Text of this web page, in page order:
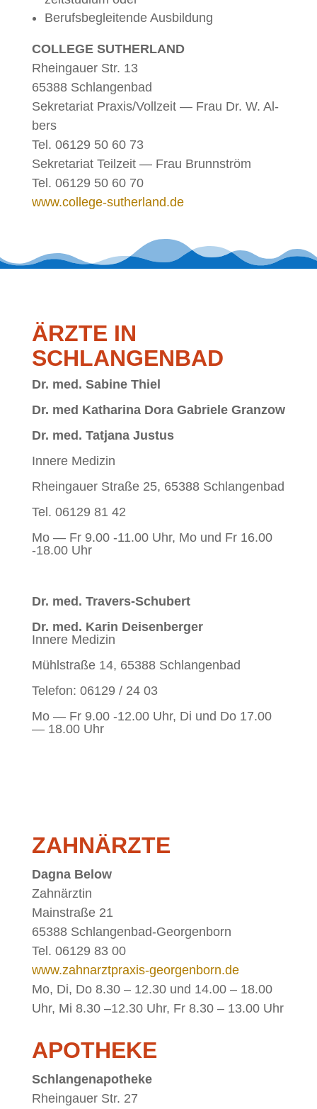
Be­rufs­be­glei­ten­de Ausbildung
COL­LEGE SU­T­HER­LAND
Rhein­gau­er Str. 13
65388 Schlan­gen­bad
Se­kre­ta­ri­at Praxis/Vollzeit — Frau Dr. W. Al­
bers
Tel. 06129 50 60 73
Se­kre­ta­ri­at Teil­zeit — Frau Brunn­ström
Tel. 06129 50 60 70
www.college-sutherland.de
ÄRZ­TE IN
SCHLANGENBAD
Dr. med. Sa­bi­ne Thiel
Dr. med Ka­tha­ri­na Dora Ga­brie­le Granzow
Dr. med. Tat­ja­na Justus
In­ne­re Medizin
Rhein­gau­er Stra­ße 25, 65388 Schlangenbad
Tel. 06129 81 42
Mo — Fr 9.00 ‑11.00 Uhr, Mo und Fr 16.00
‑18.00 Uhr
Dr. med. Travers-Schubert
Dr. med. Ka­rin Deisenberger
In­ne­re Medizin
Mühl­stra­ße 14, 65388 Schlangenbad
Te­le­fon: 06129 / 24 03
Mo — Fr 9.00 ‑12.00 Uhr, Di und Do 17.00
— 18.00 Uhr
ZAHN­ÄRZ­TE
Da­gna Be­low
Zahn­ärz­tin
Main­stra­ße 21
65388 Schlan­gen­bad-Ge­or­gen­born
Tel. 06129 83 00
www.zahnarztpraxis-georgenborn.de
Mo, Di, Do 8.30 – 12.30 und 14.00 – 18.00
Uhr, Mi 8.30 –12.30 Uhr, Fr 8.30 – 13.00 Uhr
APO­THE­KE
Schlan­gen­apo­the­ke
Rhein­gau­er Str. 27